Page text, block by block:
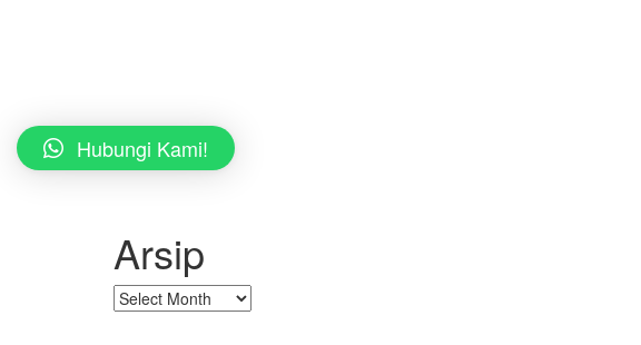
Hubungi Kami!
Arsip
Arsip